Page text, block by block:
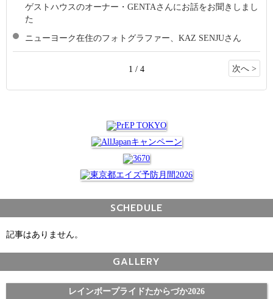
ゲストハウスのオーナー・GENTAさんにお話をお聞きしまし
た
ニューヨーク在住のフォトグラファー、KAZ SENJUさん
1 / 4 次へ >
SCHEDULE
記事はありません。
GALLERY
レインボープライドたからづか2026